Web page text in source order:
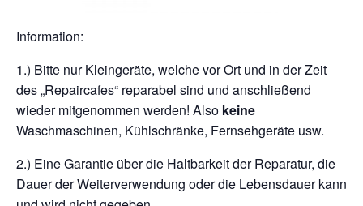
Information:
1.) Bitte nur Kleingeräte, welche vor Ort und in der Zeit
des „Repaircafes“ reparabel sind und anschließend
wieder mitgenommen werden! Also keine
Waschmaschinen, Kühlschränke, Fernsehgeräte usw.
2.) Eine Garantie über die Haltbarkeit der Reparatur, die
Dauer der Weiterverwendung oder die Lebensdauer kann